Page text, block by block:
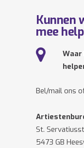
Kunnen
mee
Waar
Bel/mail ons
St.
5473 GB